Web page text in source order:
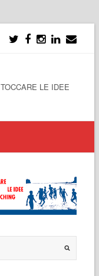
TOCCARE LE IDEE